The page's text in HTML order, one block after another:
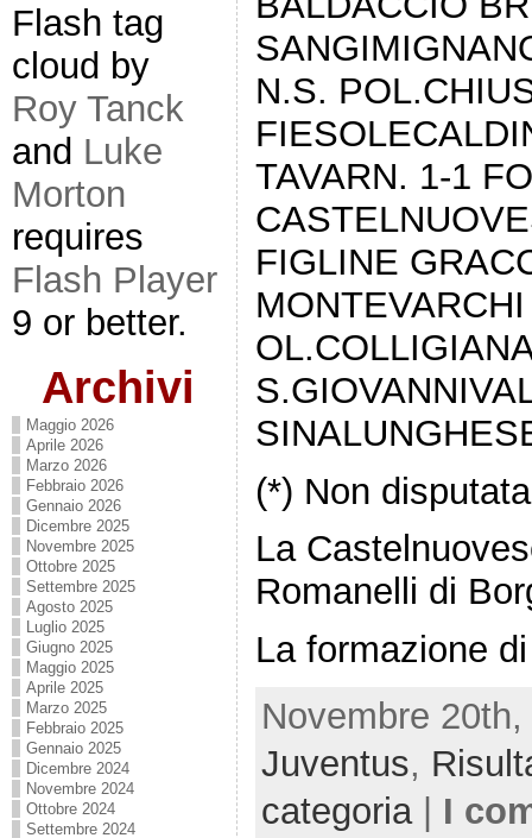
Flash tag
cloud by
Roy Tanck
and Luke
Morton
requires
Flash Player
9 or better.
Archivi
Maggio 2026
Aprile 2026
Marzo 2026
Febbraio 2026
Gennaio 2026
Dicembre 2025
Novembre 2025
Ottobre 2025
Settembre 2025
Agosto 2025
Luglio 2025
Giugno 2025
Maggio 2025
Aprile 2025
Marzo 2025
Febbraio 2025
Gennaio 2025
Dicembre 2024
Novembre 2024
Ottobre 2024
Settembre 2024
N.S.
TAVARN. 1-1
FIGLINE
(*) Non disputata
La
Romanelli di
La formazione
Novembre
Juventus,
categoria| I